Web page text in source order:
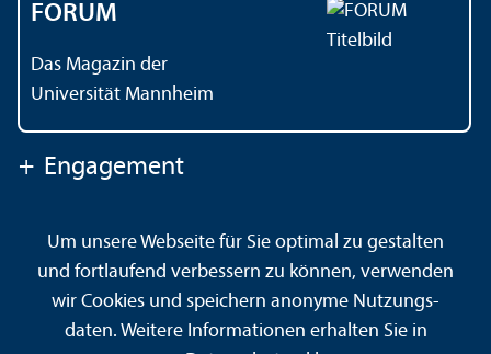
FORUM
Das Magazin der
Universität Mannheim
+ Engagement
Kontakt Impressum Datenschutz
Barrierefreiheit
Gebärdensprache
Leichte Sprache
Sitemap
Hausordnung
Sicherheit und Notfälle
Um unsere Webseite für Sie optimal zu gestalten
und fortlaufend verbessern zu können, verwenden
wir Cookies und speichern anonyme Nutzungs­
daten. Weitere Informationen erhalten Sie in